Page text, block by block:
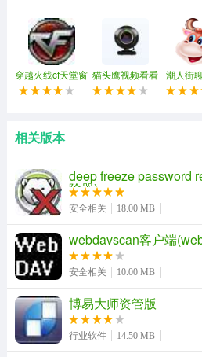
使用方法
1、到本站下载表情包之后用数
片保存到手机上
2、在微信里面打开聊天窗口，
然后点击添加表情即可
穿越火线cf天堂窗
口化(穿越火线窗
猫头鹰视频看看
(强制视频聊天)
潮人街
相关版本
deep freeze password
除器)
安全相关 18.00 MB
webdavscan客户端
安全相关 10.00 MB
博易大师资管版
行业软件 14.50 MB